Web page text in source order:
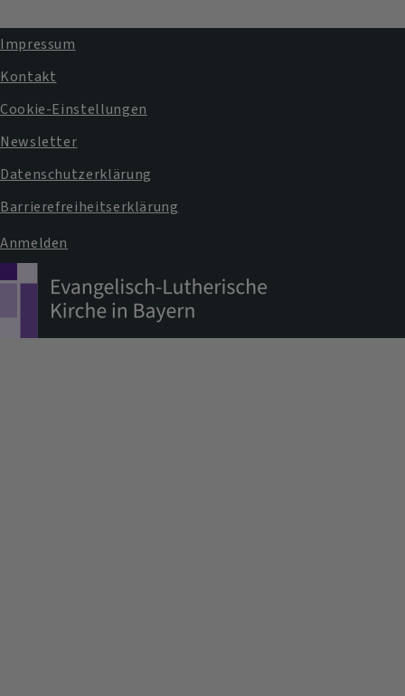
Fußbereichsmenü
Impressum
Kontakt
Cookie-Einstellungen
Newsletter
Datenschutzerklärung
Barrierefreiheitserklärung
Benutzermenü
Anmelden